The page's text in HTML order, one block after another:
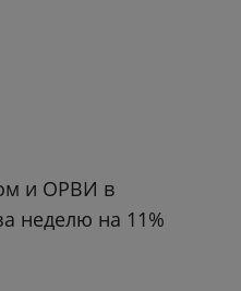
и ОРВИ в
неделю на 11%